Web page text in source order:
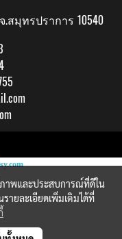
สมุทรปราการ 10540
าพและประสบการณ์ที่ดีใน
ายละเอียดเพิ่มเติมได้ที่